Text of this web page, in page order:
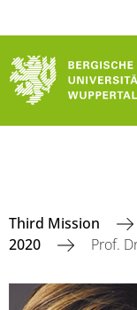
Third Mission
2020
Prof.